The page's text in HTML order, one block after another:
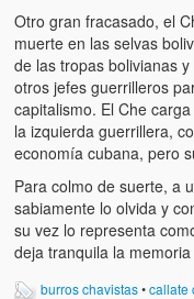
Otro gran fracasado, el
muerte en las selvas
de las tropas bolivianas
otros jefes guerrilleros
capitalismo. El Che
la izquierda guerrillera,
economía cubana, pero
Para colmo de suerte, a
sabiamente lo olvida y
su vez lo representa
deja tranquila la
burros chavistas•callate